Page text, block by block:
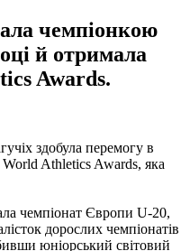
чемпіонкою
й отримала
Awards.
здобула перемогу в
World Athletics Awards, яка
чемпіонат Європи U-20,
дорослих чемпіонатів
юніорський світовий